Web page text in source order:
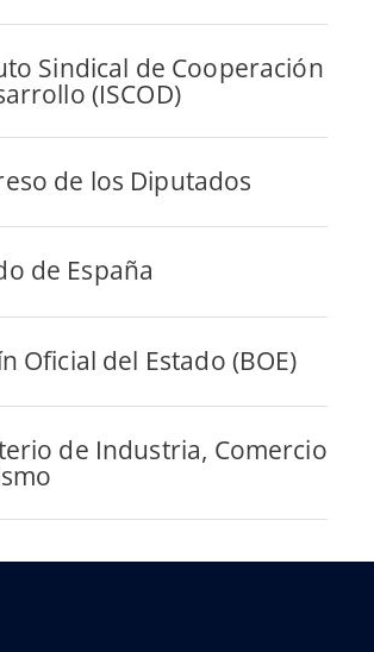
Sindical de Cooperación
(ISCOD)
de los Diputados
de España
Oficial del Estado (BOE)
de Industria, Comercio